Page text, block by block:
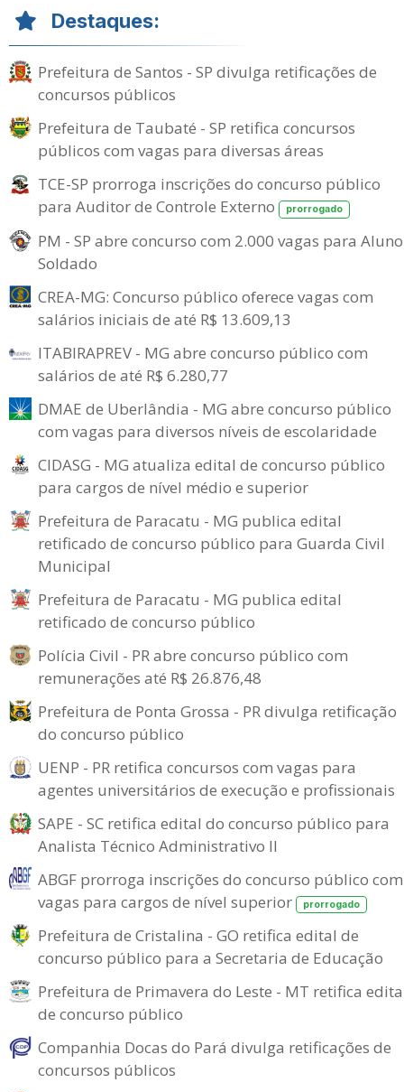
Destaques:
Prefeitura de Santos - SP divulga retificações de
concursos públicos
Prefeitura de Taubaté - SP retifica concursos
públicos com vagas para diversas áreas
TCE-SP prorroga inscrições do concurso público
para Auditor de Controle Externo
prorrogado
PM - SP abre concurso com 2.000 vagas para
Soldado
CREA-MG: Concurso público oferece vagas com
salários iniciais de até R$ 13.609,13
ITABIRAPREV - MG abre concurso público com
salários de até R$ 6.280,77
DMAE de Uberlândia - MG abre concurso público
com vagas para diversos níveis de escolaridade
CIDASG - MG atualiza edital de concurso público
para cargos de nível médio e superior
Prefeitura de Paracatu - MG publica edital
retificado de concurso público para Guarda Civil
Municipal
Prefeitura de Paracatu - MG publica edital
retificado de concurso público
Polícia Civil - PR abre concurso público com
remunerações até R$ 26.876,48
Prefeitura de Ponta Grossa - PR divulga retificação
do concurso público
UENP - PR retifica concursos com vagas para
agentes universitários de execução e profissionais
SAPE - SC retifica edital do concurso público para
Analista Técnico Administrativo II
ABGF prorroga inscrições do concurso público com
vagas para cargos de nível superior
prorrogado
Prefeitura de Cristalina - GO retifica edital de
concurso público para a Secretaria de Educação
Prefeitura de Primavera do Leste - MT retifica
de concurso público
Companhia Docas do Pará divulga retificações de
concursos públicos